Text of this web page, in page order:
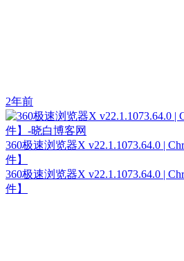
2年前
360极速浏览器X v22.1.1073.64.0 |
件】
360极速浏览器X v22.1.1073.64.0 |
件】